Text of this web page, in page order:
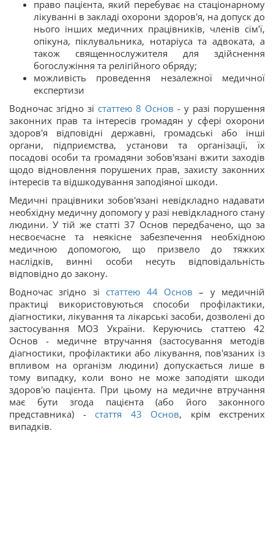
право пацієнта, який перебуває на стаціонарному
лікуванні в закладі охорони здоров'я, на допуск до
нього інших медичних працівників, членів сім'ї,
опікуна, піклувальника, нотаріуса та адвоката, а
також священнослужителя для здійснення
богослужіння та релігійного обряду;
можливість проведення незалежної медичної
експертизи
Водночас згідно зі статтею 8 Основ - у разі порушення
законних прав та інтересів громадян у сфері охорони
здоров'я відповідні державні, громадські або інші
органи, підприємства, установи та організації, їх
посадові особи та громадяни зобов'язані вжити заходів
щодо відновлення порушених прав, захисту законних
інтересів та відшкодування заподіяної шкоди.
Медичні працівники зобов'язані невідкладно надавати
необхідну медичну допомогу у разі невідкладного стану
людини. У тій же статті 37 Основ передбачено, що за
несвоєчасне та неякісне забезпечення необхідною
медичною допомогою, що призвело до тяжких
наслідків, винні особи несуть відповідальність
відповідно до закону.
Водночас згідно зістаттею 44 Основ – у медичній
практиці використовуються способи профілактики,
діагностики, лікування та лікарські засоби, дозволені до
застосування МОЗ України. Керуючись статтею 42
Основ - медичне втручання (застосування методів
діагностики, профілактики або лікування, пов'язаних із
впливом на організм людини) допускається лише в
тому випадку, коли воно не може заподіяти шкоди
здоров'ю пацієнта. При цьому на медичне втручання
має бути згода пацієнта (або його законного
представника) - стаття 43 Основ, крім екстрених
випадків.